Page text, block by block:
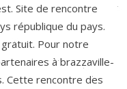
Site de rencontre
république du pays.
Pour notre
à brazzaville-
Cette rencontre des